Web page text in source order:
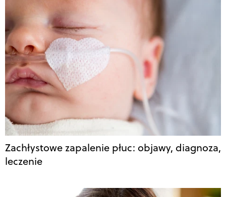
Zachłystowe zapalenie płuc: objawy, diagnoza,
leczenie